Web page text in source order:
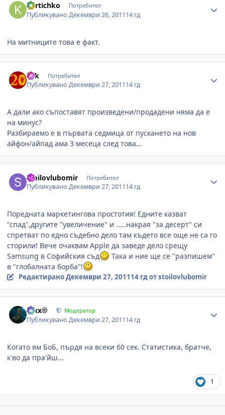
kartichko Потребител
ПубликуваноДекември 26, 201114 гд
На митниците това е факт.
eek Потребител
ПубликуваноДекември 27, 201114 гд
А дали ако съпоставят произведени/продадени няма да е
на минус?
Разбираемо е в първата седмица от пускането на нов
айфон/айпад ама 3 месеца след това...
stoilovlubomir Потребител
ПубликуваноДекември 27, 201114 гд
Поредната маркетингова простотия! Едните казват
"спад",другите "увеличение" и .....накрая "за десерт" си
спретват по едно съдебно дело там където все още не са го
сторили! Вече очаквам Apple да заведе дело срещу
Samsung в Софийския съд
Така и ние ще се "разпишем"
в "глобалната борба"!
РедактираноДекември 27, 201114 гдот stoilovlubomir
Alxx® Модератор
ПубликуваноДекември 27, 201114 гд
Когато ям БоБ, пърдя на всеки 60 сек. Статистика, братче,
к'во да пра'йш...
1